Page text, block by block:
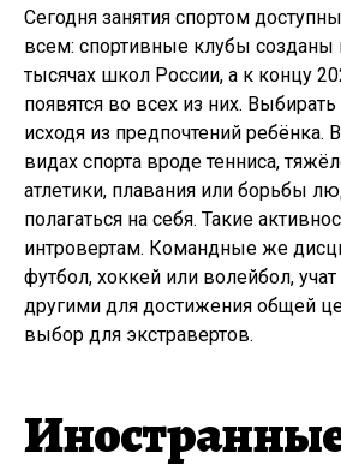
Сегодня занятия спортом
всем: спортивные клубы созданы
тысячах школ России, а к концу
появятся во всех из них. Выбирать
исходя из предпочтений ребёнка.
видах спорта вроде тенниса,
атлетики, плавания или борьбы
полагаться на себя. Такие
интровертам. Командные же
футбол, хоккей или волейбол, учат
другими для достижения общей
выбор для экстравертов.